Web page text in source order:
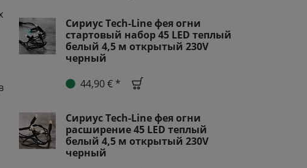
Сириус Tech-Line фея огни
стартовый набор 45 LED теплый
белый 4,5 м открытый 230V
черный
44,90 € *
Сириус Tech-Line фея огни
расширение 45 LED теплый
белый 4,5 м открытый 230V
черный